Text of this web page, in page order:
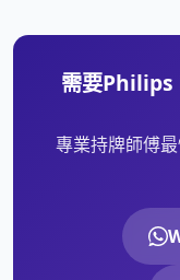
需要Philips
專業持牌師傅